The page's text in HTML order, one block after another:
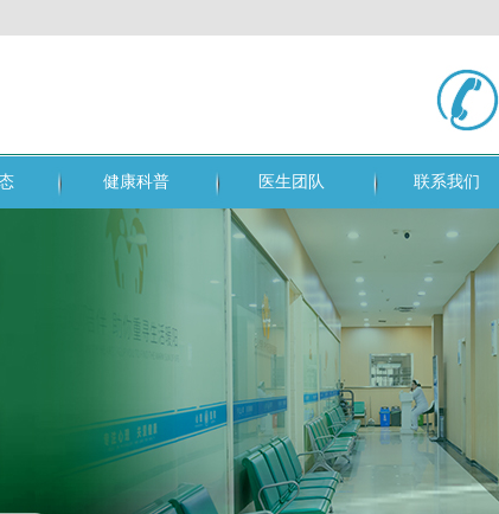
健康科普 医生团队 联系我们